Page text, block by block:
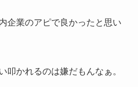
企業のアピで良かったと思い
叩かれるのは嫌だもんなぁ。